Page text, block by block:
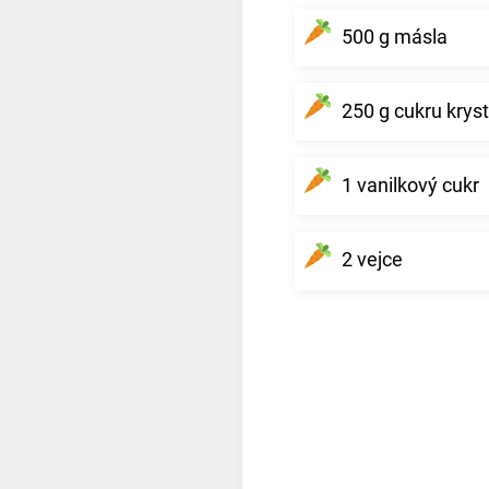
500 g másla
250 g cukru
1 vanilkový cukr
2 vejce